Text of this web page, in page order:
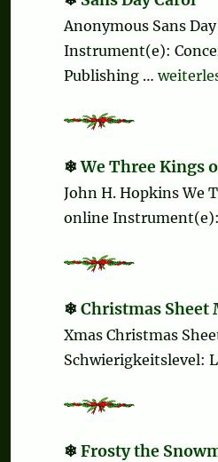
Anonymous Sans
Instrument(e):
Publishing …„Sans
We Three Kings
John H. Hopkins We
online
Christmas Sheet
Xmas Christmas
Schwierigkeitslevel:
Frosty the